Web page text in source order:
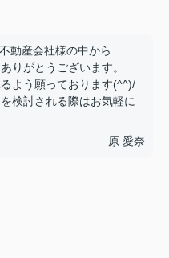
動産会社様の中から
りがとうございます。
よう願っております(^^)/
検討される際はお気軽に
原 愛奈